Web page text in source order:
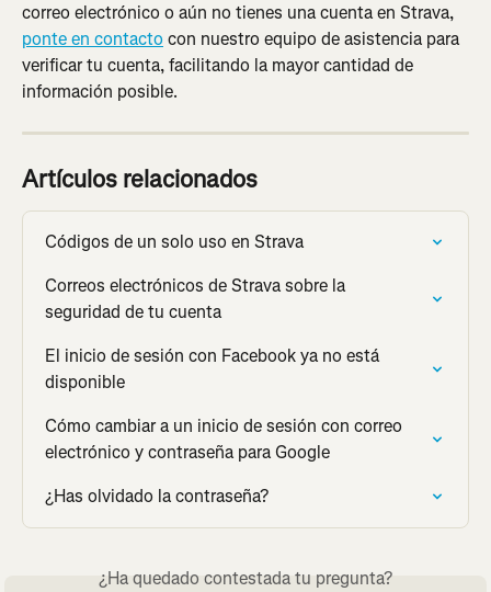
correo electrónico o aún no tienes una cuenta en Strava,
ponte en contacto con nuestro equipo de asistencia para
verificar tu cuenta, facilitando la mayor cantidad de
información posible.
Artículos relacionados
Códigos de un solo uso en Strava
Correos electrónicos de Strava sobre la
seguridad de tu cuenta
El inicio de sesión con Facebook ya no está
disponible
Cómo cambiar a un inicio de sesión con correo
electrónico y contraseña para Google
¿Has olvidado la contraseña?
¿Ha quedado contestada tu pregunta?